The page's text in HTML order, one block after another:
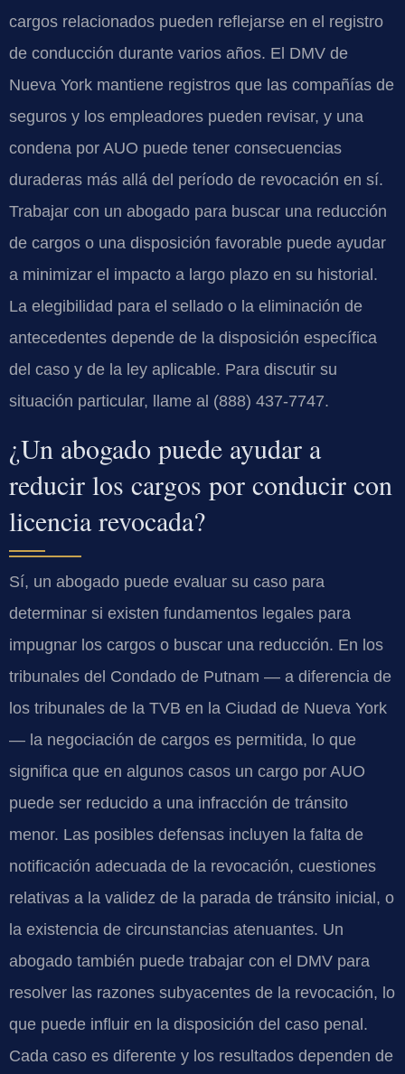
cargos relacionados pueden reflejarse en el registro
de conducción durante varios años. El DMV de
Nueva York mantiene registros que las compañías de
seguros y los empleadores pueden revisar, y una
condena por AUO puede tener consecuencias
duraderas más allá del período de revocación en sí.
Trabajar con un abogado para buscar una reducción
de cargos o una disposición favorable puede ayudar
a minimizar el impacto a largo plazo en su historial.
La elegibilidad para el sellado o la eliminación de
antecedentes depende de la disposición específica
del caso y de la ley aplicable. Para discutir su
situación particular, llame al (888) 437-7747.
¿Un abogado puede ayudar a
reducir los cargos por conducir con
licencia revocada?
Sí, un abogado puede evaluar su caso para
determinar si existen fundamentos legales para
impugnar los cargos o buscar una reducción. En los
tribunales del Condado de Putnam — a diferencia de
los tribunales de la TVB en la Ciudad de Nueva York
— la negociación de cargos es permitida, lo que
significa que en algunos casos un cargo por AUO
puede ser reducido a una infracción de tránsito
menor. Las posibles defensas incluyen la falta de
notificación adecuada de la revocación, cuestiones
relativas a la validez de la parada de tránsito inicial, o
la existencia de circunstancias atenuantes. Un
abogado también puede trabajar con el DMV para
resolver las razones subyacentes de la revocación, lo
que puede influir en la disposición del caso penal.
Cada caso es diferente y los resultados dependen de